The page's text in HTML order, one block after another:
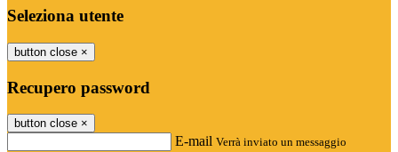
Seleziona utente
button close ×
Recupero password
button close ×
E-mail Verrà inviato un messaggio